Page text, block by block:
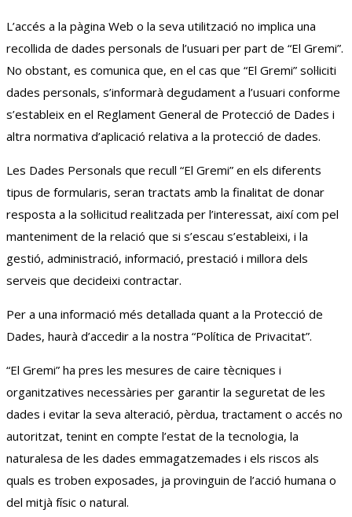
L’accés a la pàgina Web o la seva utilització no implica una
recollida de dades personals de l’usuari per part de “El Gremi”.
No obstant, es comunica que, en el cas que “El Gremi” sol·liciti
dades personals, s’informarà degudament a l’usuari conforme
s’estableix en el Reglament General de Protecció de Dades i
altra normativa d’aplicació relativa a la protecció de dades.
Les Dades Personals que recull “El Gremi” en els diferents
tipus de formularis, seran tractats amb la finalitat de donar
resposta a la sol·licitud realitzada per l’interessat, així com pel
manteniment de la relació que si s’escau s’estableixi, i la
gestió, administració, informació, prestació i millora dels
serveis que decideixi contractar.
Per a una informació més detallada quant a la Protecció de
Dades, haurà d’accedir a la nostra “Política de Privacitat”.
“El Gremi” ha pres les mesures de caire tècniques i
organitzatives necessàries per garantir la seguretat de les
dades i evitar la seva alteració, pèrdua, tractament o accés no
autoritzat, tenint en compte l’estat de la tecnologia, la
naturalesa de les dades emmagatzemades i els riscos als
quals es troben exposades, ja provinguin de l’acció humana o
del mitjà físic o natural.